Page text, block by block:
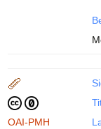
OAI-PMH